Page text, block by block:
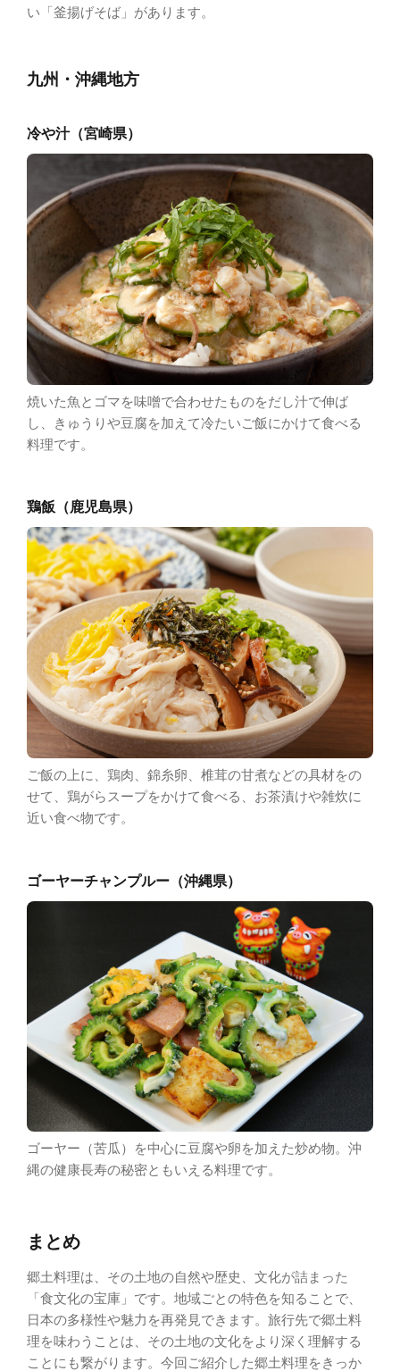
い「釜揚げそば」があります。
九州・沖縄地方
冷や汁（宮崎県）
焼いた魚とゴマを味噌で合わせたものをだし汁で伸ば
し、きゅうりや豆腐を加えて冷たいご飯にかけて食べる
料理です。
鶏飯（鹿児島県）
ご飯の上に、鶏肉、錦糸卵、椎茸の甘煮などの具材をの
せて、鶏がらスープをかけて食べる、お茶漬けや雑炊に
近い食べ物です。
ゴーヤーチャンプルー（沖縄県）
ゴーヤー（苦瓜）を中心に豆腐や卵を加えた炒め物。沖
縄の健康長寿の秘密ともいえる料理です。
まとめ
郷土料理は、その土地の自然や歴史、文化が詰まった
「食文化の宝庫」です。地域ごとの特色を知ることで、
日本の多様性や魅力を再発見できます。旅行先で郷土料
理を味わうことは、その土地の文化をより深く理解する
ことにも繋がります。今回ご紹介した郷土料理をきっか